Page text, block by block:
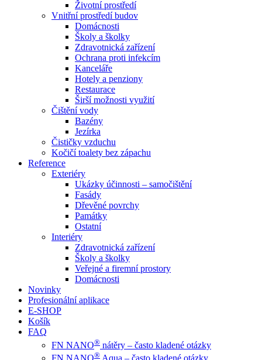
Životní prostředí
Vnitřní prostředí budov
Domácnosti
Školy a školky
Zdravotnická zařízení
Ochrana proti infekcím
Kanceláře
Hotely a penziony
Restaurace
Širší možnosti využití
Čištění vody
Bazény
Jezírka
Čističky vzduchu
Kočičí toalety bez zápachu
Reference
Exteriéry
Ukázky účinnosti – samočištění
Fasády
Dřevěné povrchy
Památky
Ostatní
Interiéry
Zdravotnická zařízení
Školy a školky
Veřejné a firemní prostory
Domácnosti
Novinky
Profesionální aplikace
E-SHOP
Košík
FAQ
FN NANO® nátěry – často kladené otázky
FN NANO® Aqua – často kladené otázky